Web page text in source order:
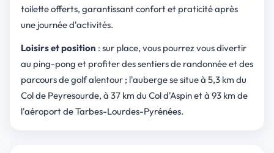
toilette offerts, garantissant confort et praticité après
une journée d'activités.
Loisirs et position : sur place, vous pourrez vous divertir
au ping-pong et profiter des sentiers de randonnée et des
parcours de golf alentour ; l'auberge se situe à 5,3 km du
Col de Peyresourde, à 37 km du Col d'Aspin et à 93 km de
l'aéroport de Tarbes-Lourdes-Pyrénées.